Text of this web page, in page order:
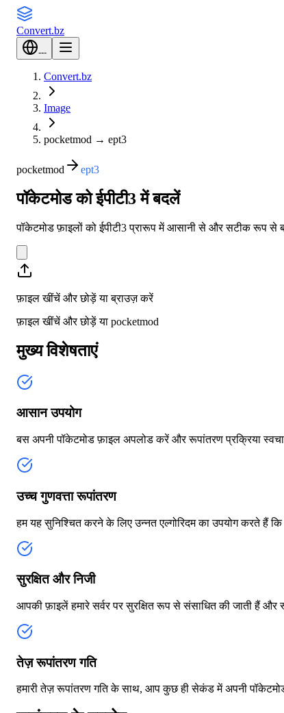
Convert.bz
---
Convert.bz
Image
pocketmod → ept3
pocketmod ept3
पॉकेटमोड को ईपीटी3 में बदलें
पॉकेटमोड फ़ाइलों को ईपीटी3 प्रारूप में आसानी से और सटीक रूप
फ़ाइल खींचें और छोड़ें या ब्राउज़ करें
फ़ाइल खींचें और छोड़ें या pocketmod
मुख्य विशेषताएं
आसान उपयोग
बस अपनी पॉकेटमोड फ़ाइल अपलोड करें और रूपांतरण प्रक्रिया
उच्च गुणवत्ता रूपांतरण
हम यह सुनिश्चित करने के लिए उन्नत एल्गोरिदम का उपयोग करते हैं
सुरक्षित और निजी
आपकी फ़ाइलें हमारे सर्वर पर सुरक्षित रूप से संसाधित की जाती हैं और
तेज़ रूपांतरण गति
हमारी तेज़ रूपांतरण गति के साथ, आप कुछ ही सेकंड में अपनी